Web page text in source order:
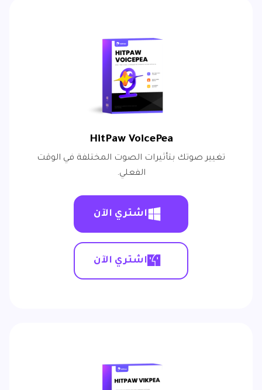
HitPaw VoicePea
تغيير صوتك بتأثيرات الصوت المختلفة في الوقت
الفعلي.
اشتري الآن
اشتري الآن